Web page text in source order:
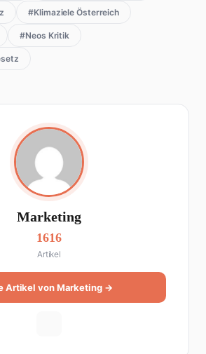
#Klimaziele Österreich
#Neos Kritik
Marketing
1616
Artikel
Artikel von Marketing →